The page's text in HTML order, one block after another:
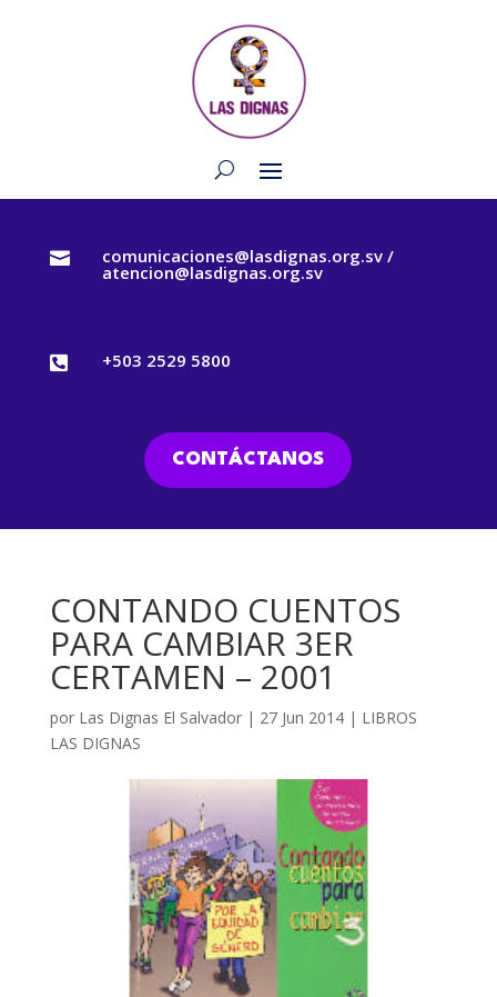
 comunicaciones@lasdignas.org.sv /
atencion@lasdignas.org.sv
 +503 2529 5800
CONTÁCTANOS
CONTANDO CUENTOS
PARA CAMBIAR 3ER
CERTAMEN – 2001
por Las Dignas El Salvador| 27 Jun 2014| LIBROS
LAS DIGNAS